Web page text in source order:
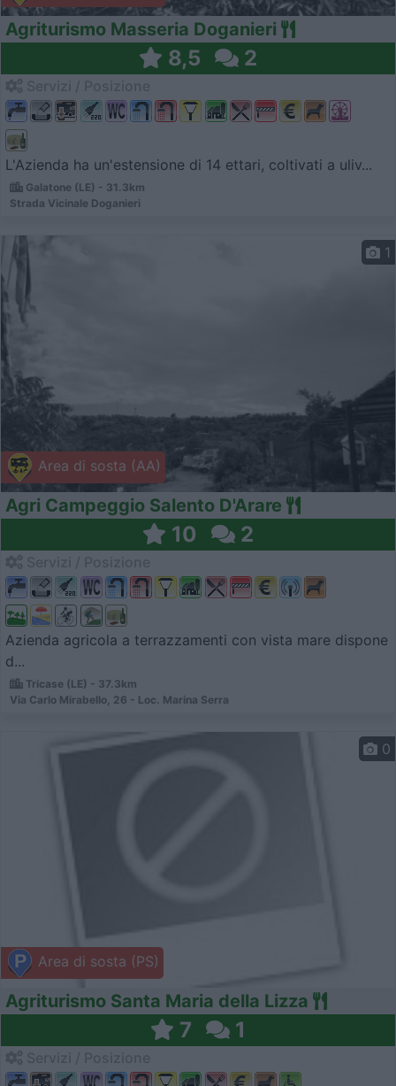
Agriturismo Masseria Doganieri
8,5 2
L'Azienda ha un'estensione di 14 ettari, coltivati a uliv...
Galatone (LE) - 31.3km
Strada Vicinale Doganieri
Area di sosta (AA)
1
Agri Campeggio Salento D'Arare
10 2
Azienda agricola a terrazzamenti con vista mare dispone
d...
Tricase (LE) - 37.3km
Via Carlo Mirabello, 26 - Loc. Marina Serra
Area di sosta (PS)
0
Agriturismo Santa Maria della Lizza
7 1